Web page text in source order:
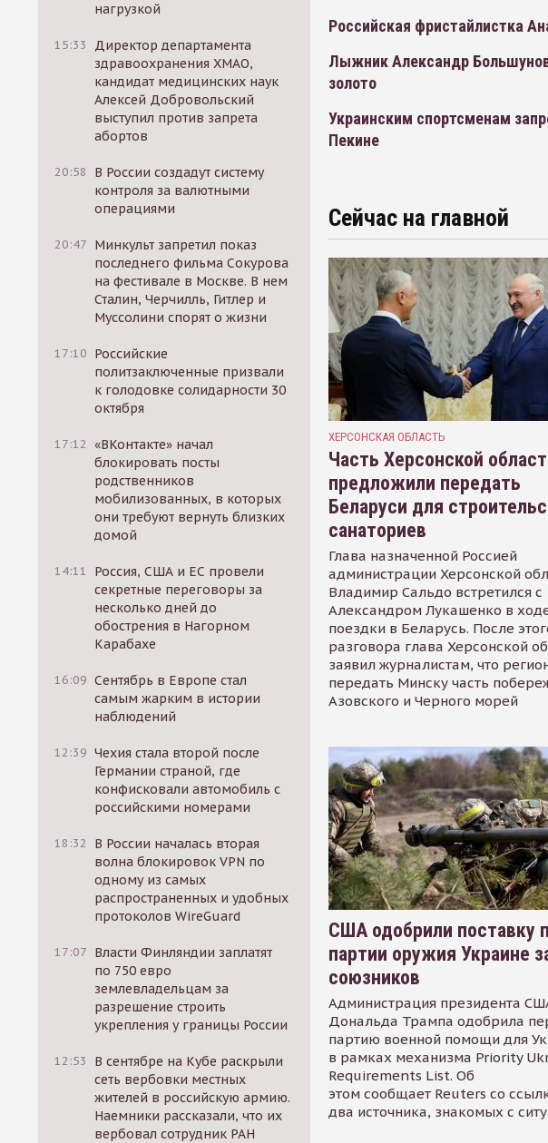
нагрузкой
15:33
Директор департамента
здравоохранения ХМАО,
кандидат медицинских наук
Алексей Добровольский
выступил против запрета
абортов
20:58
В России создадут систему
контроля за валютными
операциями
20:47 Минкульт запретил показ
последнего фильма Сокурова
на фестивале в Москве. В нем
Сталин, Черчилль, Гитлер и
Муссолини спорят о жизни
17:10 Российские
политзаключенные призвали
к голодовке солидарности 30
октября
17:12 «ВКонтакте» начал
блокировать посты
родственников
мобилизованных, в которых
они требуют вернуть близких
домой
14:11
Россия, США и ЕС провели
секретные переговоры за
несколько дней до
обострения в Нагорном
Карабахе
16:09 Сентябрь в Европе стал
самым жарким в истории
наблюдений
12:39 Чехия стала второй после
Германии страной, где
конфисковали автомобиль с
российскими номерами
18:32
В России началась вторая
волна блокировок VPN по
одному из самых
распространенных и удобных
протоколов WireGuard
17:07 Власти Финляндии заплатят
по 750 евро
землевладельцам за
разрешение строить
укрепления у границы России
12:53
В сентябре на Кубе раскрыли
сеть вербовки местных
жителей в российскую армию.
Наемники рассказали, что их
вербовал сотрудник РАН
Российская фристайлистка
Лыжник Александр
золото
Украинским спортсменам
Пекине
Сейчас на главной
ХЕРСОНСКАЯ ОБЛАСТЬ
Часть Херсонской
предложили передать
Беларуси для
санаториев
Глава назначенной Россией
администрации Херсонской
Владимир Сальдо встретился с
Александром Лукашенко в
поездки в Беларусь. После
разговора глава Херсонской
заявил журналистам, что
передать Минску часть
Азовского и Черного морей
США одобрили поставку
партии оружия Украине
союзников
Администрация президента
Дональда Трампа одобрила
партию военной помощи для
в рамках механизма Priority
Requirements List. Об
этом сообщает Reuters со
два источника, знакомых с